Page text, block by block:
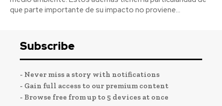
que parte importante de su impacto no proviene...
Subscribe
- Never miss a story with notifications
- Gain full access to our premium content
- Browse free from up to 5 devices at once